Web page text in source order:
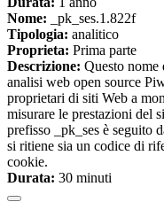
Nome: _pk_ses.1.822f
Tipologia: analitico
Proprieta: Prima parte
Descrizione: Questo nome
analisi web open source
proprietari di siti Web a
misurare le prestazioni del
prefisso _pk_ses è seguito
si ritiene sia un codice di
cookie.
Durata: 30 minuti